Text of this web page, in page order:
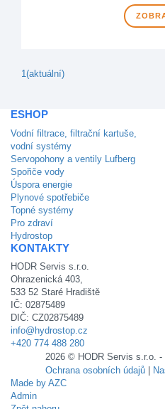
1 (aktuální)
ESHOP
Vodní filtrace, filtrační kartuše,
vodní systémy
Servopohony a ventily Lufberg
Spořiče vody
Úspora energie
Plynové spotřebiče
Topné systémy
Pro zdraví
Hydrostop
KONTAKTY
HODR Servis s.r.o.
Ohrazenická 403,
533 52 Staré Hradiště
IČ: 02875489
DIČ: CZ02875489
info@hydrostop.cz
+420 774 488 280
2026 © HODR Servis s.r.o.
Ochrana osobních údajů
Made by AZC
Admin